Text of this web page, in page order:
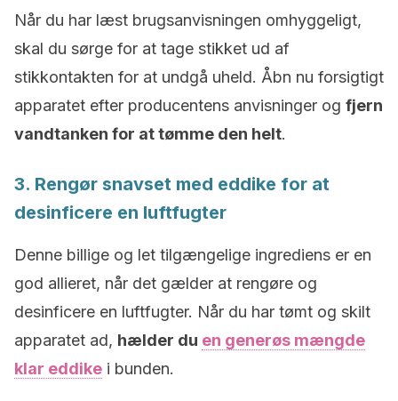
Når du har læst brugsanvisningen omhyggeligt,
skal du sørge for at tage stikket ud af
stikkontakten for at undgå uheld. Åbn nu forsigtigt
apparatet efter producentens anvisninger og fjern
vandtanken for at tømme den helt.
3. Rengør snavset med eddike for at
desinficere en luftfugter
Denne billige og let tilgængelige ingrediens er en
god allieret, når det gælder at rengøre og
desinficere en luftfugter. Når du har tømt og skilt
apparatet ad, hælder du en generøs mængde
klar eddike i bunden.